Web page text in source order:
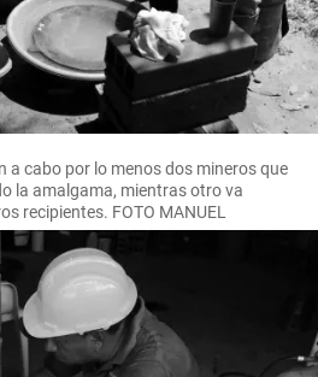
a cabo por lo menos dos mineros que
la amalgama, mientras otro va
recipientes. FOTO MANUEL